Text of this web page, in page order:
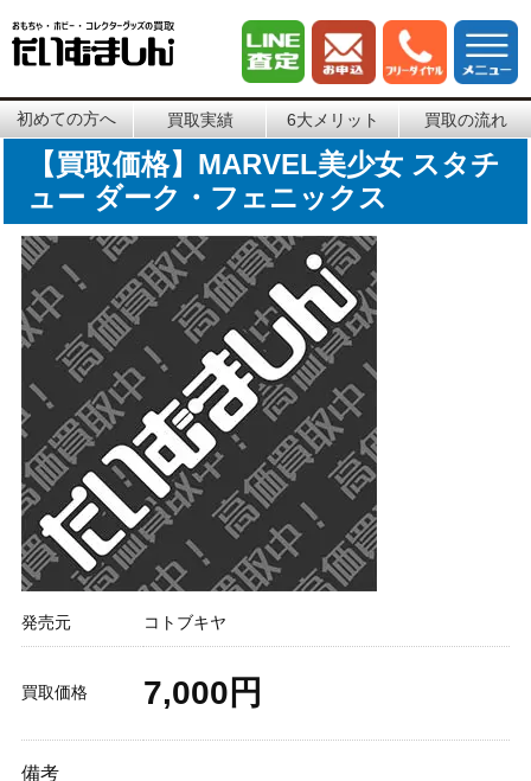
初めての方へ 買取実績 6大メリット 買取の流れ
【買取価格】MARVEL美少女 スタチ
ュー ダーク・フェニックス
発売元 コトブキヤ
買取価格 7,000円
備考